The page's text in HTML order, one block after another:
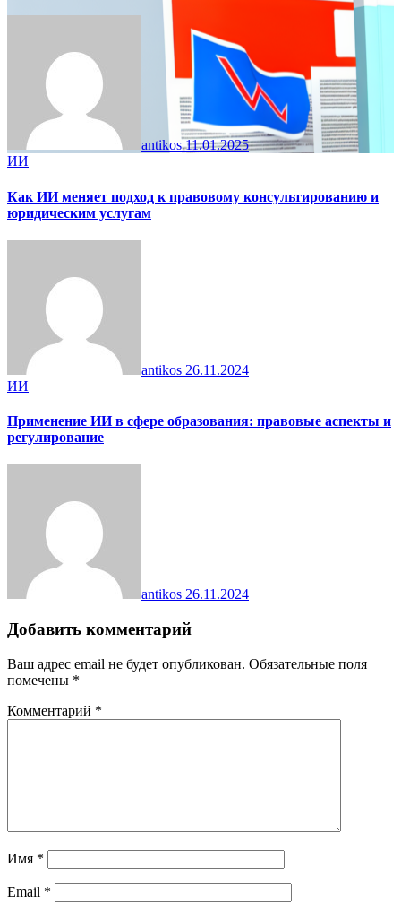
antikos11.01.2025
ИИ
Как ИИ меняет подход к правовому консультированию и
юридическим услугам
antikos 26.11.2024
ИИ
Применение ИИ в сфере образования: правовые аспекты и
регулирование
antikos 26.11.2024
Добавить комментарий
Ваш адрес email не будет опубликован. Обязательные поля
помечены *
Комментарий *
Имя *
Email *